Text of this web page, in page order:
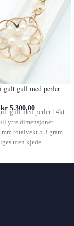
gult gull med perler
kr 5.300,00
gull med perler 14kt
ytre dimensjoner
mm totalvekt 5.3 gram
uten kjede